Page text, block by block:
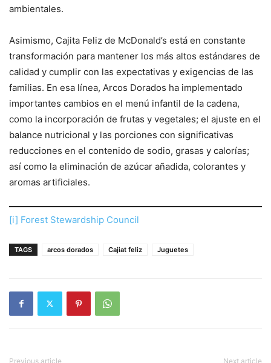
ambientales.
Asimismo, Cajita Feliz de McDonald’s está en constante
transformación para mantener los más altos estándares de
calidad y cumplir con las expectativas y exigencias de las
familias. En esa línea, Arcos Dorados ha implementado
importantes cambios en el menú infantil de la cadena,
como la incorporación de frutas y vegetales; el ajuste en el
balance nutricional y las porciones con significativas
reducciones en el contenido de sodio, grasas y calorías;
así como la eliminación de azúcar añadida, colorantes y
aromas artificiales.
[i] Forest Stewardship Council
TAGS arcos dorados Cajiat feliz Juguetes
Previous article Next article